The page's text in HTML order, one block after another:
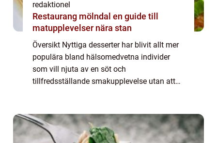
redaktionel
Restaurang mölndal en guide till
matupplevelser nära stan
Översikt Nyttiga desserter har blivit allt mer
populära bland hälsomedvetna individer
som vill njuta av en söt och
tillfredsställande smakupplevelse utan att
översikt ö...